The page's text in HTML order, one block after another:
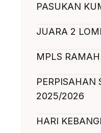
PASUKAN
JUARA 2
MPLS
PERPISAHAN
2025/2026
HARI